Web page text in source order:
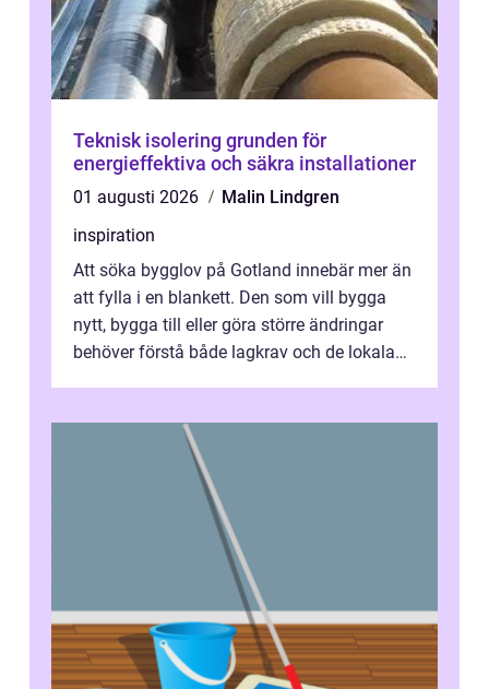
Teknisk isolering grunden för
energieffektiva och säkra installationer
01 augusti 2026
Malin Lindgren
inspiration
Att söka bygglov på Gotland innebär mer än
att fylla i en blankett. Den som vill bygga
nytt, bygga till eller göra större ändringar
behöver förstå både lagkrav och de lokala